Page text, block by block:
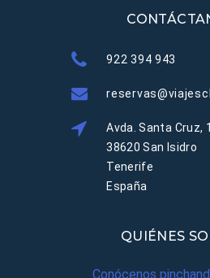
922 394 943
Avda. Santa Cruz,
38620 San Isidro
Tenerife
España
QUIÉNES
Conócenos